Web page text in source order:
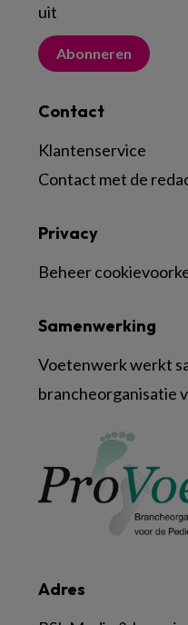
uit
Abonneren
Contact
Klantenservice
Contact met de
Adres
Samenwerking
Voetenwerk werkt
brancheorganisatie
Privacy
Beheer